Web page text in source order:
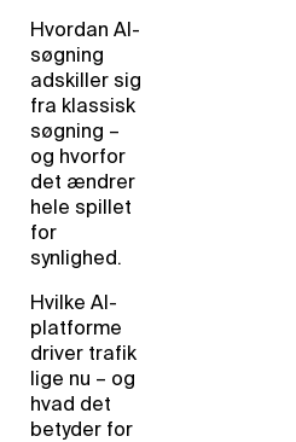
Hvordan AI-
søgning
adskiller sig
fra klassisk
søgning –
og hvorfor
det ændrer
hele spillet
for
synlighed.
Hvilke AI-
platforme
driver trafik
lige nu – og
hvad det
betyder for